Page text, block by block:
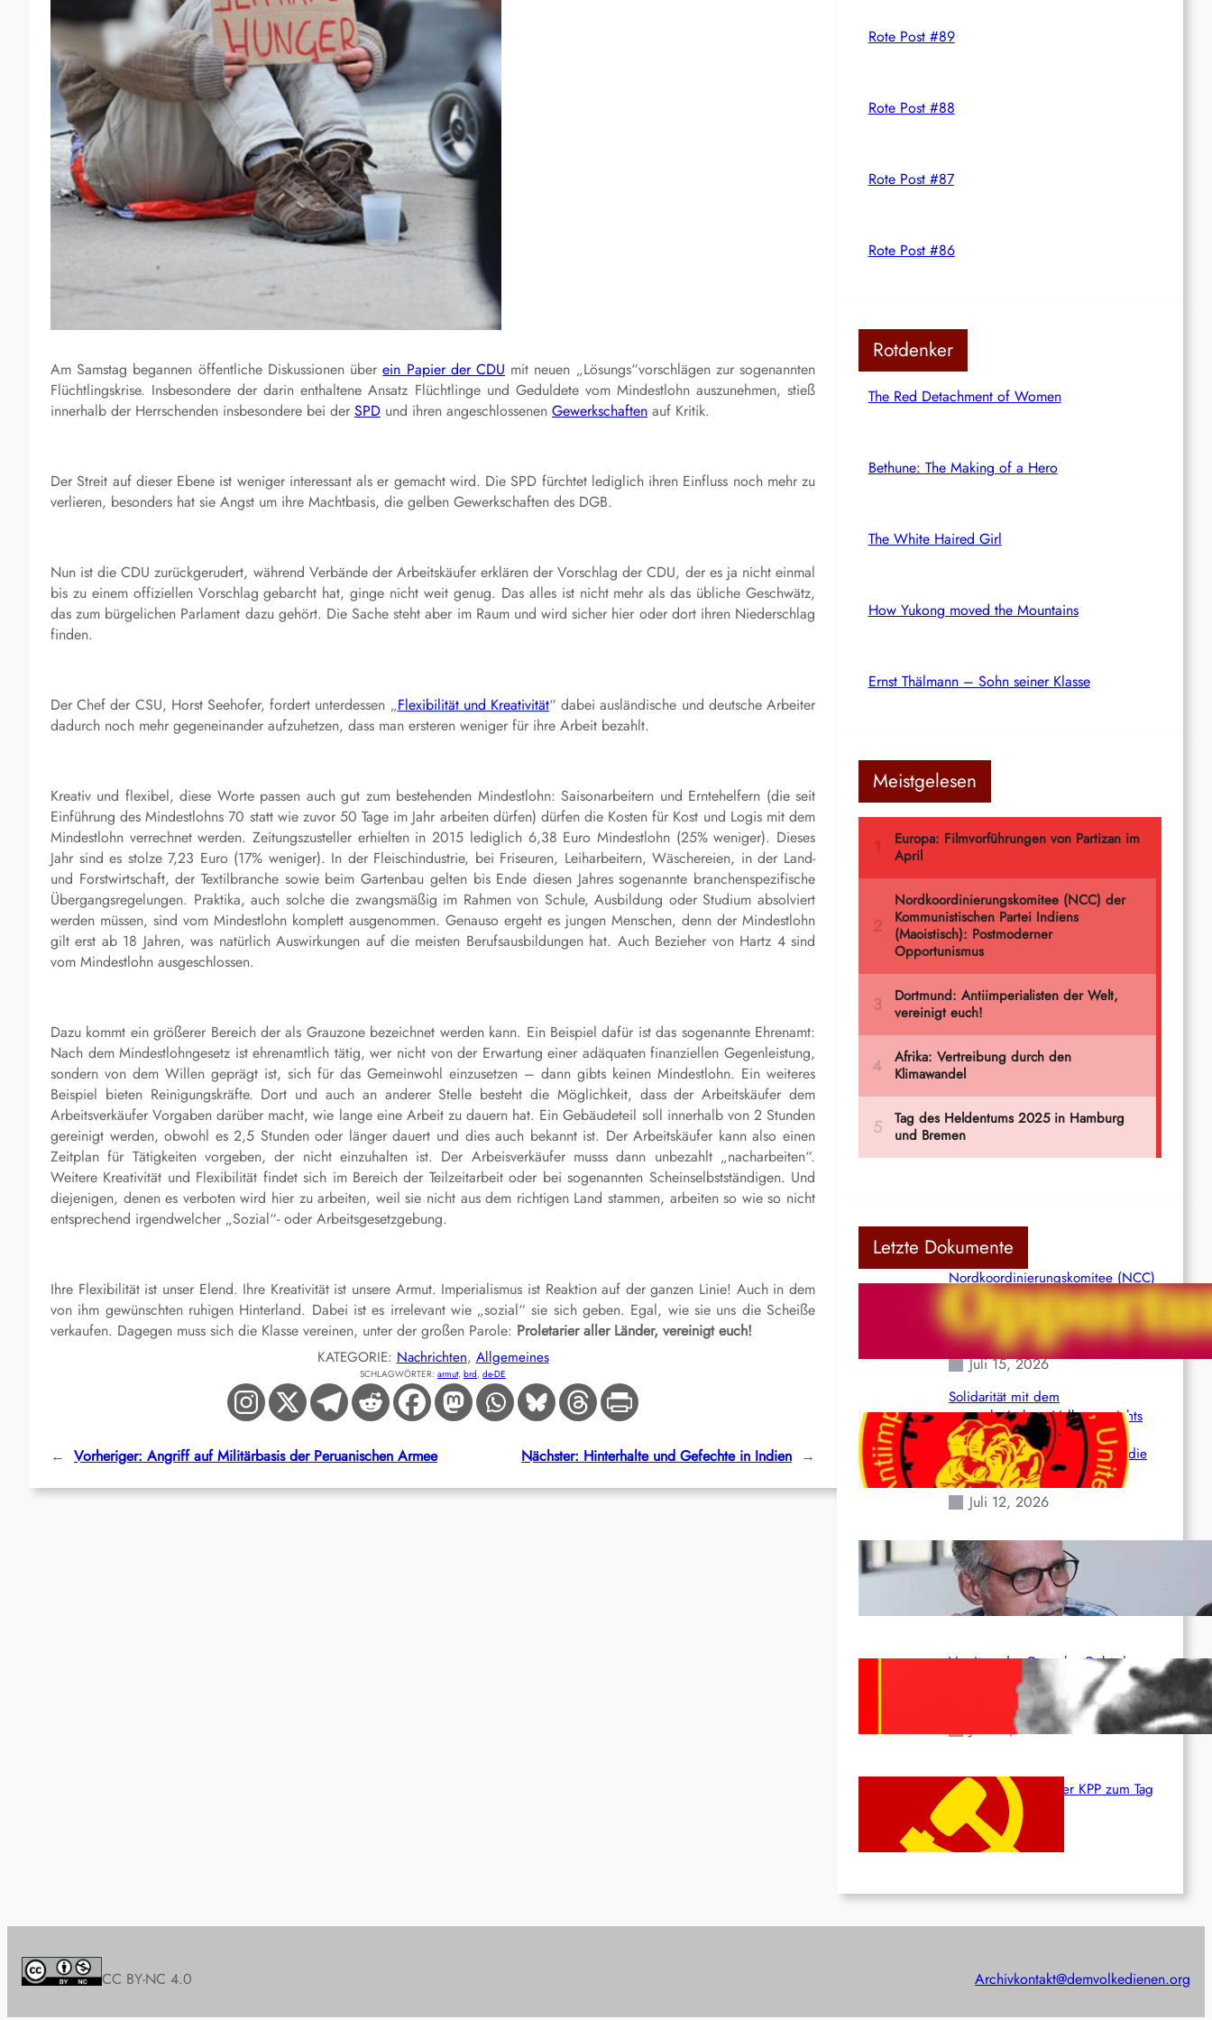
Am Samstag begannen öffentliche Diskussionen überein Papier der CDU mit neuen „Lösungs“vorschlägen zur sogenannten
Flüchtlingskrise. Insbesondere der darin enthaltene Ansatz Flüchtlinge und Geduldete vom Mindestlohn auszunehmen, stieß
innerhalb der Herrschenden insbesondere bei der SPD und ihren angeschlossenen Gewerkschaften auf Kritik.
Der Streit auf dieser Ebene ist weniger interessant als er gemacht wird. Die SPD fürchtet lediglich ihren Einfluss noch mehr zu
verlieren, besonders hat sie Angst um ihre Machtbasis, die gelben Gewerkschaften des DGB.
Nun ist die CDU zurückgerudert, während Verbände der Arbeitskäufer erklären der Vorschlag der CDU, der es ja nicht einmal
bis zu einem offiziellen Vorschlag gebarcht hat, ginge nicht weit genug. Das alles ist nicht mehr als das übliche Geschwätz,
das zum bürgelichen Parlament dazu gehört. Die Sache steht aber im Raum und wird sicher hier oder dort ihren Niederschlag
finden.
Der Chef der CSU, Horst Seehofer, fordert unterdessen „Flexibilität und Kreativität“ dabei ausländische und deutsche Arbeiter
dadurch noch mehr gegeneinander aufzuhetzen, dass man ersteren weniger für ihre Arbeit bezahlt.
Kreativ und flexibel, diese Worte passen auch gut zum bestehenden Mindestlohn: Saisonarbeitern und Erntehelfern (die seit
Einführung des Mindestlohns 70 statt wie zuvor 50 Tage im Jahr arbeiten dürfen) dürfen die Kosten für Kost und Logis mit dem
Mindestlohn verrechnet werden. Zeitungszusteller erhielten in 2015 lediglich 6,38 Euro Mindestlohn (25% weniger). Dieses
Jahr sind es stolze 7,23 Euro (17% weniger). In der Fleischindustrie, bei Friseuren, Leiharbeitern, Wäschereien, in der Land-
und Forstwirtschaft, der Textilbranche sowie beim Gartenbau gelten bis Ende diesen Jahres sogenannte branchenspezifische
Übergangsregelungen. Praktika, auch solche die zwangsmäßig im Rahmen von Schule, Ausbildung oder Studium absolviert
werden müssen, sind vom Mindestlohn komplett ausgenommen. Genauso ergeht es jungen Menschen, denn der Mindestlohn
gilt erst ab 18 Jahren, was natürlich Auswirkungen auf die meisten Berufsausbildungen hat. Auch Bezieher von Hartz 4 sind
vom Mindestlohn ausgeschlossen.
Dazu kommt ein größerer Bereich der als Grauzone bezeichnet werden kann. Ein Beispiel dafür ist das sogenannte Ehrenamt:
Nach dem Mindestlohngesetz ist ehrenamtlich tätig, wer nicht von der Erwartung einer adäquaten finanziellen Gegenleistung,
sondern von dem Willen geprägt ist, sich für das Gemeinwohl einzusetzen – dann gibts keinen Mindestlohn. Ein weiteres
Beispiel bieten Reinigungskräfte. Dort und auch an anderer Stelle besteht die Möglichkeit, dass der Arbeitskäufer dem
Arbeitsverkäufer Vorgaben darüber macht, wie lange eine Arbeit zu dauern hat. Ein Gebäudeteil soll innerhalb von 2 Stunden
gereinigt werden, obwohl es 2,5 Stunden oder länger dauert und dies auch bekannt ist. Der Arbeitskäufer kann also einen
Zeitplan für Tätigkeiten vorgeben, der nicht einzuhalten ist. Der Arbeisverkäufer musss dann unbezahlt „nacharbeiten“.
Weitere Kreativität und Flexibilität findet sich im Bereich der Teilzeitarbeit oder bei sogenannten Scheinselbstständigen. Und
diejenigen, denen es verboten wird hier zu arbeiten, weil sie nicht aus dem richtigen Land stammen, arbeiten so wie so nicht
entsprechend irgendwelcher „Sozial“- oder Arbeitsgesetzgebung.
Ihre Flexibilität ist unser Elend. Ihre Kreativität ist unsere Armut. Imperialismus ist Reaktion auf der ganzen Linie! Auch in dem
von ihm gewünschten ruhigen Hinterland. Dabei ist es irrelevant wie „sozial“ sie sich geben. Egal, wie sie uns die Scheiße
verkaufen. Dagegen muss sich die Klasse vereinen, unter der großen Parole: Proletarier aller Länder, vereinigt euch!
KATEGORIE: Nachrichten, Allgemeines
SCHLAGWÖRTER: armut, brd, de-DE
← Vorheriger: Angriff auf Militärbasis der Peruanischen Armee Nächster: Hinterhalte und Gefechte in Indien →
Rote Post #89
Rote Post #88
Rote Post #87
Rote Post #86
Rotdenker
The Red Detachment of Women
Bethune: The Making of a Hero
The White Haired Girl
How Yukong moved the Mountains
Ernst Thälmann – Sohn seiner Klasse
Meistgelesen
Letzte Dokumente
Nordkoordinierungskomitee (NCC)
der Kommunistischen Partei Indiens
(Maoistisch): Postmoderner
Opportunismus
Juli 15, 2026
Solidarität mit dem
venezolanischem Volk angesichts
der verlorenen Leben und der
katastrophalen Situation durch die
Erdbeben des 24. Juni!
Juli 12, 2026
Indien: „Die Politik der
Kapitulation“ von K. Murali (Ajith)
Juli 1, 2026
Vorsitzender Gonzalo: Gebt das
Leben für die Partei und die
Juni 19, 2026
Beschluss des ZK der KPP zum Tag
des Heldentums
Juni 19, 2026
CC BY-NC 4.0 Archivkontakt@demvolkedienen.org